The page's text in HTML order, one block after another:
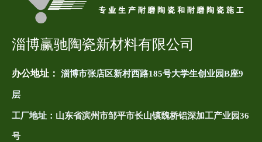
淄博赢驰陶瓷新材料有限公司
办公地址： 淄博市张店区新村西路185号大学生创业园B座9
层
工厂地址： 山东省滨州市邹平市长山镇魏桥铝深加工产业园36
号